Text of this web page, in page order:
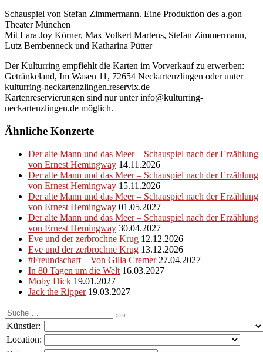
Schauspiel von Stefan Zimmermann. Eine Produktion des a.gon
Theater München
Mit Lara Joy Körner, Max Volkert Martens, Stefan Zimmermann,
Lutz Bembenneck und Katharina Pütter
Der Kulturring empfiehlt die Karten im Vorverkauf zu erwerben:
Getränkeland, Im Wasen 11, 72654 Neckartenzlingen oder unter
kulturring-neckartenzlingen.reservix.de
Kartenreservierungen sind nur unter info@kulturring-
neckartenzlingen.de möglich.
Ähnliche Konzerte
Der alte Mann und das Meer – Schauspiel nach der Erzählung
von Ernest Hemingway 14.11.2026
Der alte Mann und das Meer – Schauspiel nach der Erzählung
von Ernest Hemingway 15.11.2026
Der alte Mann und das Meer – Schauspiel nach der Erzählung
von Ernest Hemingway 01.05.2027
Der alte Mann und das Meer – Schauspiel nach der Erzählung
von Ernest Hemingway 30.04.2027
Eve und der zerbrochne Krug 12.12.2026
Eve und der zerbrochne Krug 13.12.2026
#Freundschaft – Von Gilla Cremer 27.04.2027
In 80 Tagen um die Welt 16.03.2027
Moby Dick 19.01.2027
Jack the Ripper 19.03.2027
Suche
nach:
Künstler:
Location: